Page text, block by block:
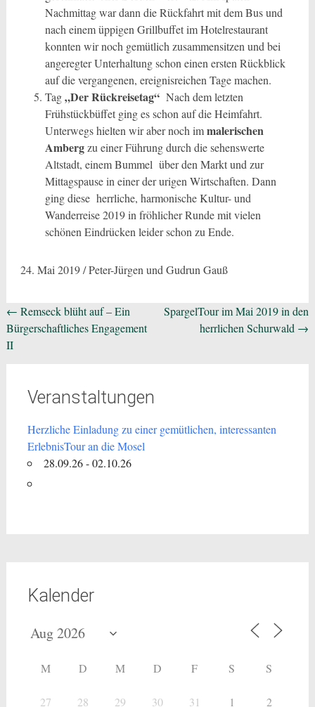
Nachmittag war dann die Rückfahrt mit dem Bus und
nach einem üppigen Grillbuffet im Hotelrestaurant
konnten wir noch gemütlich zusammensitzen und bei
angeregter Unterhaltung schon einen ersten Rückblick
auf die vergangenen, ereignisreichen Tage machen.
Tag„Der Rückreisetag“Nach dem letzten
Frühstückbüffet ging es schon auf die Heimfahrt.
Unterwegs hielten wir aber noch immalerischen
Ambergzu einer Führung durch die sehenswerte
Altstadt, einem Bummel über den Markt und zur
Mittagspause in einer der urigen Wirtschaften. Dann
ging diese herrliche, harmonische Kultur- und
Wanderreise 2019 in fröhlicher Runde mit vielen
schönen Eindrücken leider schon zu Ende.
24. Mai 2019 / Peter-Jürgen und Gudrun Gauß
Beitragsnavigation
← Remseck blüht auf – Ein
Bürgerschaftliches Engagement
II
SpargelTour im Mai 2019 in den
herrlichen Schurwald →
Veranstaltungen
Herzliche Einladung zu einer gemütlichen, interessanten
ErlebnisTour an die Mosel
28.09.26 - 02.10.26
Kalender
M D M D F S S
27 28 29 30 31 1 2